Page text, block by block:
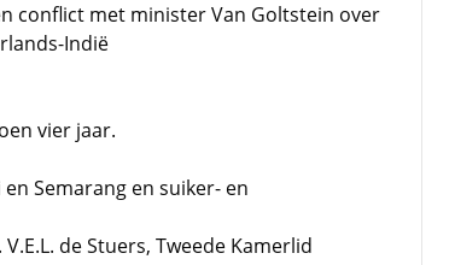
conflict met minister Van Goltstein over
Indië
vier jaar.
Semarang en suiker- en
de Stuers, Tweede Kamerlid